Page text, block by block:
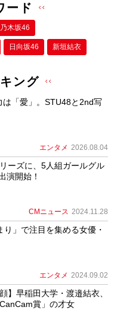
ード
乃木坂46
日向坂46 新垣結衣
ング
「愛」。STU48と2nd写
エンタメ 2026.08.04
ーズに、5人組ガールグル
演開始！
CMニュース 2024.11.28
り」で注目を集める女優・
エンタメ 2024.09.02
】早稲田大学・渡邉結衣、
賞」の才女